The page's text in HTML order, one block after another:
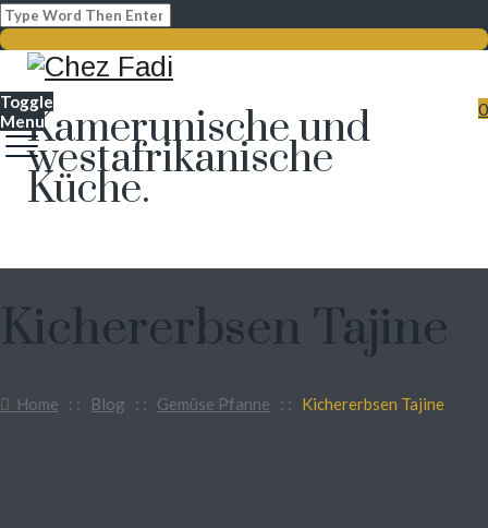
Kamerunische und
westafrikanische
Küche.
0
Toggle
Menu
Kichererbsen Tajine
Home : : Blog : : Gemüse Pfanne : : Kichererbsen Tajine